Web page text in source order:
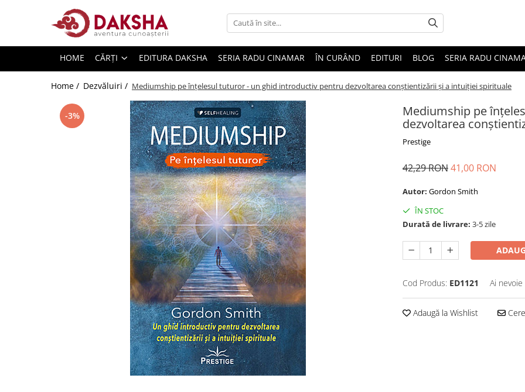
Editura Daksha
Seria Radu Cinamar
Seria David Icke
HOME CĂRȚI EDITURA DAKSHA SERIA RADU CINAMAR ÎN CURÂND EDITURI BLOG SERIA RADU
Home / Dezvăluiri / Mediumship pe înţelesul tuturor - un ghid introductiv pentru dezvoltarea conştientizării şi a intuiţiei spirituale
Mediumship pe
dezvoltarea
Prestige
-3%
42,29 RON41,00 RON
Autor: Gordon Smith
ÎN STOC
Durată de livrare: 3-5 zile
Cod Produs: ED1121 Ai
Adaugă la Wishlist